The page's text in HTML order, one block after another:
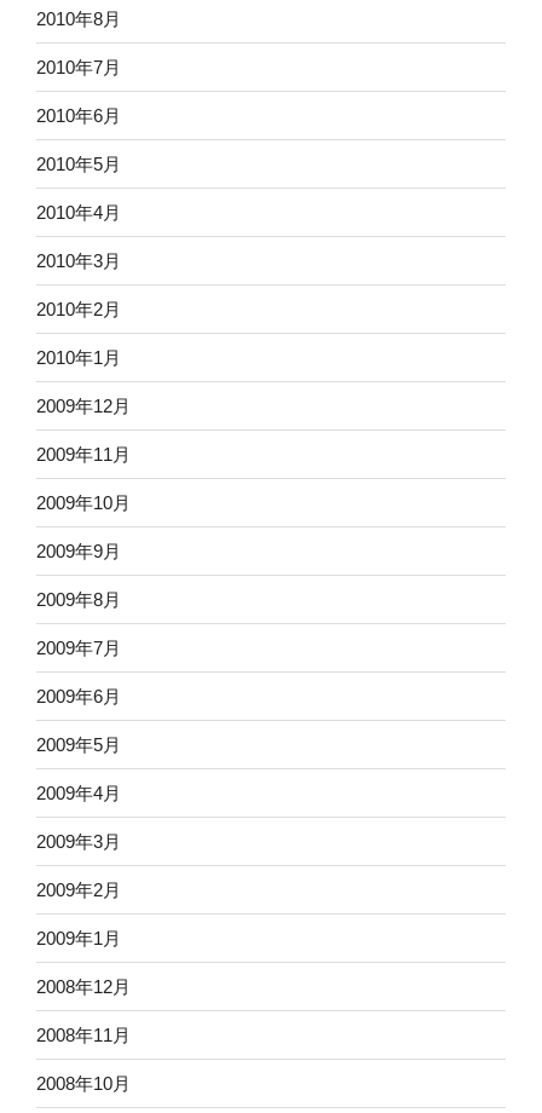
2010年8月
2010年7月
2010年6月
2010年5月
2010年4月
2010年3月
2010年2月
2010年1月
2009年12月
2009年11月
2009年10月
2009年9月
2009年8月
2009年7月
2009年6月
2009年5月
2009年4月
2009年3月
2009年2月
2009年1月
2008年12月
2008年11月
2008年10月